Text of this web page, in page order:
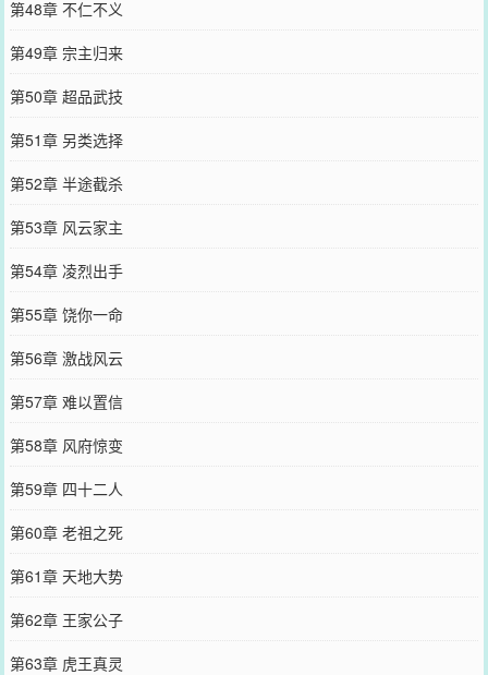
第48章 不仁不义
第49章 宗主归来
第50章 超品武技
第51章 另类选择
第52章 半途截杀
第53章 风云家主
第54章 凌烈出手
第55章 饶你一命
第56章 激战风云
第57章 难以置信
第58章 风府惊变
第59章 四十二人
第60章 老祖之死
第61章 天地大势
第62章 王家公子
第63章 虎王真灵